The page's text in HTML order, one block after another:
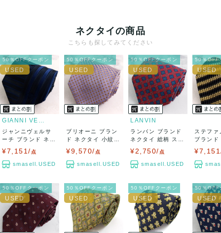
ネクタイの商品
こちらも探してみてください
50％OFFクーポン
GIANNI VERSACE
ジャンニヴェルサ
ーチ ブランド ネク
¥7,151/ 点
smasell.USED
50％OFFクーポン
ブリオーニ ブラン
ド ネクタイ 小紋柄
¥9,570/ 点
smasell.USED
50％OFFクーポン
LANVIN
ランバン ブランド
ネクタイ 総柄 スク
¥2,750/ 点
smasell.USED
50％OFF
ステファ
ブランド
50％OFFクーポン 50％OFFクーポン 50％OFFクーポン 50％OFF